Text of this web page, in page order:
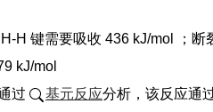
H 键需要吸收 436 kJ/mol ；断
kJ/mol
过
基元反应分析，该反应通